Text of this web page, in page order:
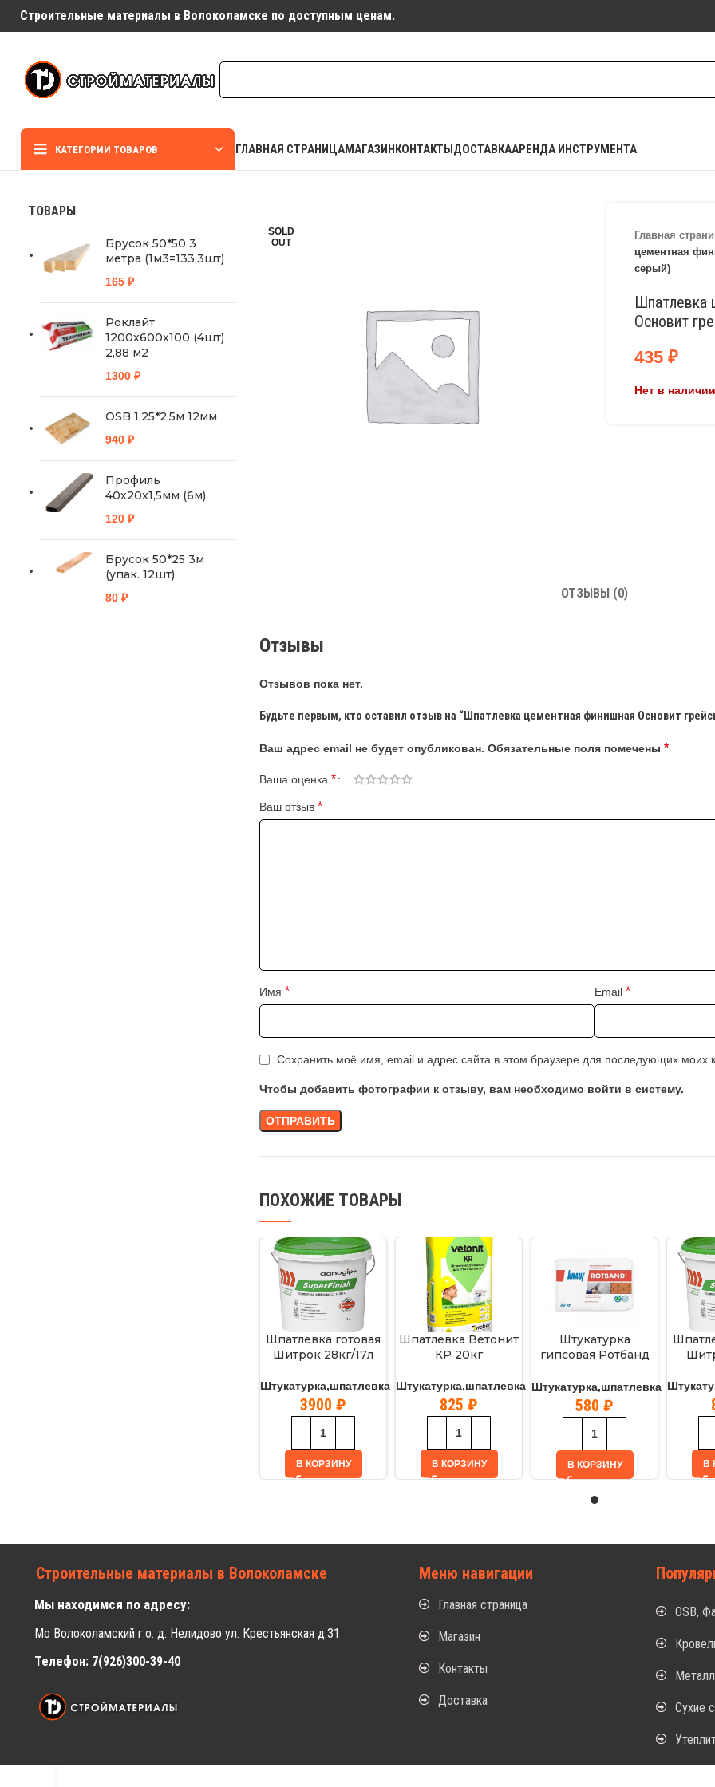
Строительные материалы в Волоколамске по доступным ценам.
КАТЕГОРИИ ТОВАРОВ ГЛАВНАЯ СТРАНИЦАМАГАЗИНКОНТАКТЫДОСТАВКААРЕНДА ИНСТРУМЕНТА
SOLD
OUT
Главная
цементная
серый)
Шпатлевка
Основит
435 ₽
Нет в наличии
ОТЗЫВЫ (0)
Отзывы
Отзывов пока нет.
Будьте первым, кто оставил отзыв на “Шпатлевка цементная финишная Основит
Ваш адрес email не будет опубликован. Обязательные поля помечены *
Ваша оценка *
Ваш отзыв *
Имя * Email *
Сохранить моё имя, email и адрес сайта в этом браузере для последующих моих
Чтобы добавить фотографии к отзыву, вам необходимо войти в систему.
ПОХОЖИЕ ТОВАРЫ
Шпатлевка готовая
Шитрок 28кг/17л
Штукатурка,шпатлевка
3900 ₽
В КОРЗИНУ
Шпатлевка Ветонит
КР 20кг
Штукатурка,шпатлевка
825 ₽
В КОРЗИНУ
Штукатурка
гипсовая Ротбанд
Штукатурка,шпатлевка
580 ₽
В КОРЗИНУ В
ТОВАРЫ
Брусок 50*50 3
метра (1м3=133,3шт)
165 ₽
Роклайт
1200х600х100 (4шт)
2,88 м2
1300 ₽
OSB 1,25*2,5м 12мм
940 ₽
Профиль
40х20х1,5мм (6м)
120 ₽
Брусок 50*25 3м
(упак. 12шт)
80 ₽
Строительные материалы в Волоколамске
Мы находимся по адресу:
Мо Волоколамский г.о. д. Нелидово ул. Крестьянская д.31
Телефон: 7(926)300-39-40
Меню навигации
Главная страница
Магазин
Контакты
Доставка
OSB,
Металл
Сухие